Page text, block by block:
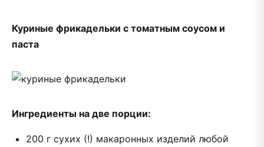
Куриные фрикадельки с томатным соусом и
паста
Ингредиенты на две порции:
200 г сухих (!) макаронных изделий любой